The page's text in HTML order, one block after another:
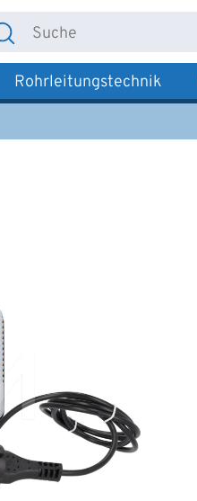
Rohrleitungstechnik